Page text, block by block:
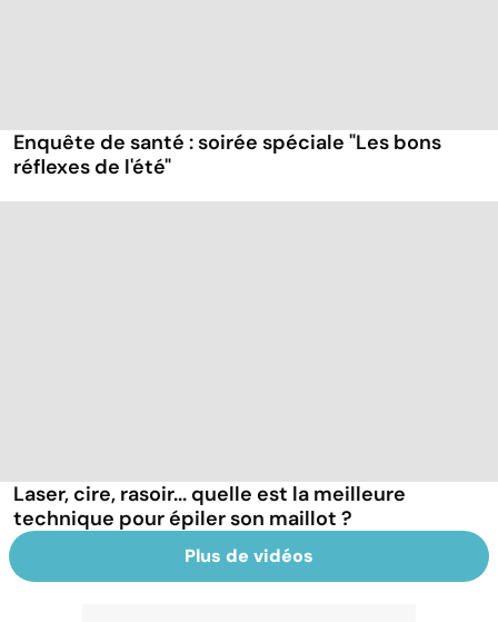
Enquête de santé : soirée spéciale "Les bons
réflexes de l'été"
Laser, cire, rasoir... quelle est la meilleure
technique pour épiler son maillot ?
Plus de vidéos